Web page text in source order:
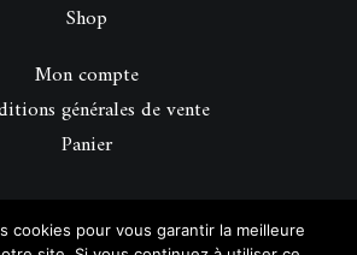
Magazine.| Tous droits réservés.
Shop
Mon compte
générales de vente
Panier
cookies pour vous garantir la meilleure